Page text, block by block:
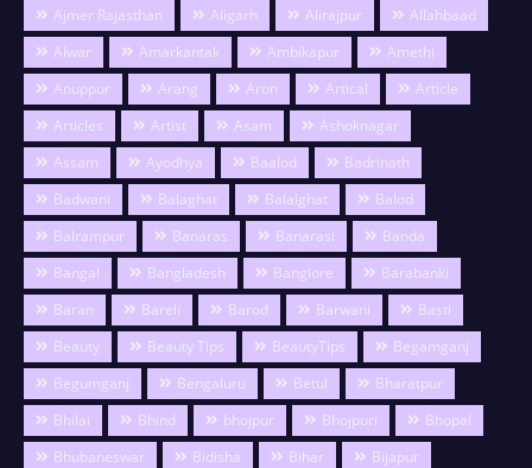
Ajmer Rajasthan
Aligarh Alirajpur
Allahbaad
Alwar
Amarkantak Ambikapur
Amethi
Anuppur
Arang Aron Artical
Article
Articles
Artist Asam
Ashoknagar
Assam
Ayodhya Baalod
Badrinath
Badwani
Balaghat Balalghat
Balod
Balrampur
Banaras Banarasi
Banda
Bangal
Bangladesh Banglore
Barabanki
Baran
Bareli Barod Barwani
Basti
Beauty
Beauty Tips BeautyTips
Begamganj
Begumganj
Bengaluru Betul
Bharatpur
Bhilai
Bhind bhojpur Bhojpuri
Bhopal
Bhubaneswar
Bidisha Bihar
Bijapur